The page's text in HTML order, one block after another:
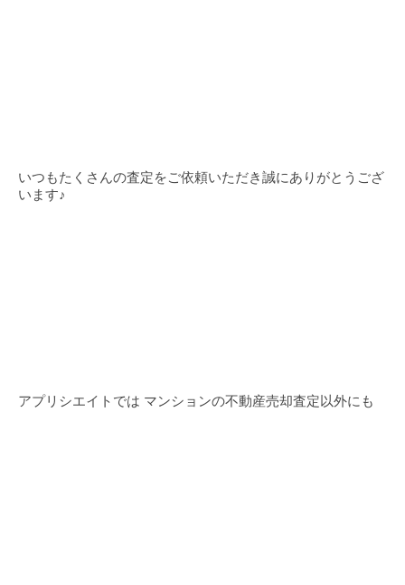
いつもたくさんの査定をご依頼いただき誠にありがとうござ
います♪
アプリシエイトでは マンションの不動産売却査定以外にも